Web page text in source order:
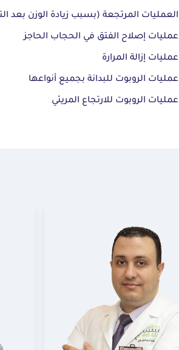
العمليات المرتجعة (بسبب زيادة الوزن بعد
عمليات إصلاح الفتق في الحجاب الحاجز
عمليات إزالة المرارة
عمليات الروبوت للبدانة بجميع أنواعها
عمليات الروبوت للارتجاع المريئي